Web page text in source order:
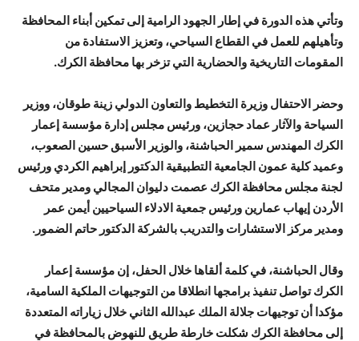
وتأتي هذه الدورة في إطار الجهود الرامية إلى تمكين أبناء المحافظة
وتأهيلهم للعمل في القطاع السياحي، وتعزيز الاستفادة من
المقومات التاريخية والحضارية التي تزخر بها محافظة الكرك.
وحضر الاحتفال وزيرة التخطيط والتعاون الدولي زينة طوقان، ووزير
السياحة والآثار عماد حجازين، ورئيس مجلس إدارة مؤسسة إعمار
الكرك المهندس سمير الحباشنة، والوزير الأسبق حسين الصعوب،
وعميد كلية عمون الجامعية التطبيقية الدكتور إبراهيم الكردي ورئيس
لجنة مجلس محافظة الكرك عصمت دليوان المجالي ومدير متحف
الأردن إيهاب عمارين ورئيس جمعية الادلاء السياحيين أيمن عمر
ومدير مركز الاستشارات والتدريب بالشركة الدكتور حاتم الضمور.
وقال الحباشنة، في كلمة ألقاها خلال الحفل، إن مؤسسة إعمار
الكرك تواصل تنفيذ برامجها انطلاقا من التوجيهات الملكية السامية،
مؤكدا أن توجيهات جلالة الملك عبدالله الثاني خلال زياراته المتعددة
إلى محافظة الكرك شكلت خارطة طريق للنهوض بالمحافظة في